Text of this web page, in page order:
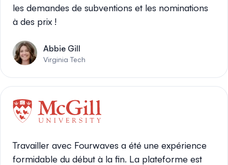
les demandes de subventions et les nominations
à des prix !
Abbie Gill
Virginia Tech
Travailler avec Fourwaves a été une expérience
formidable du début à la fin. La plateforme est